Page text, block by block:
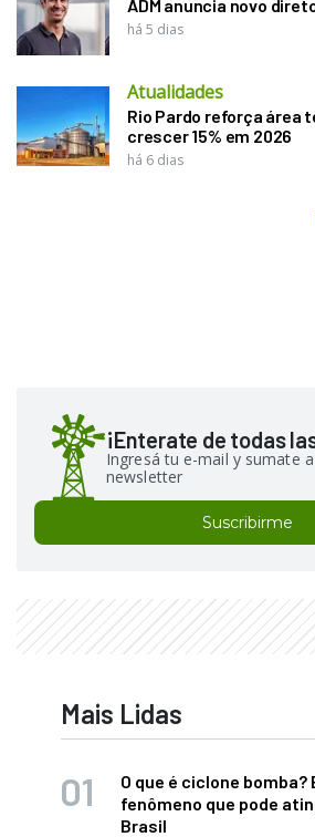
ADM anuncia novo
há 5 dias
Atualidades
Rio Pardo reforça área
crescer 15% em 2026
há 6 dias
¡Enterate de todas
Ingresá tu e-mail y sumate
newsletter
Suscribirme
Mais Lidas
O que é ciclone bomba?
fenômeno que pode
Brasil